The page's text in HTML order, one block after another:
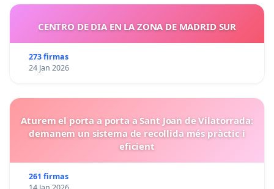
CENTRO DE DIA EN LA ZONA DE MADRID SUR
273 firmas
24 Jan 2026
Aturem el porta a porta a Sant Joan de Vilatorrada:
demanem un sistema de recollida més pràctic i
eficient
261 firmas